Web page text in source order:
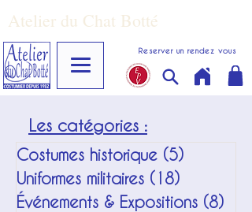
Reserver un rendez vous
Atelier du Chat Botté
Les catégories :
Costumes historique (5)
Uniformes militaires (18)
Événements & Expositions (8)